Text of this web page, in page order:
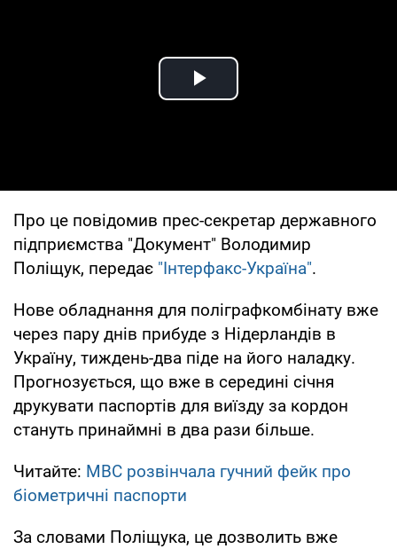
Play Video
Про це повідомив прес-секретар державного
підприємства "Документ" Володимир
Поліщук, передає "Інтерфакс-Україна".
Нове обладнання для поліграфкомбінату вже
через пару днів прибуде з Нідерландів в
Україну, тиждень-два піде на його наладку.
Прогнозується, що вже в середині січня
друкувати паспортів для виїзду за кордон
стануть принаймні в два рази більше.
Читайте: МВС розвінчала гучний фейк про
біометричні паспорти
За словами Поліщука, це дозволить вже